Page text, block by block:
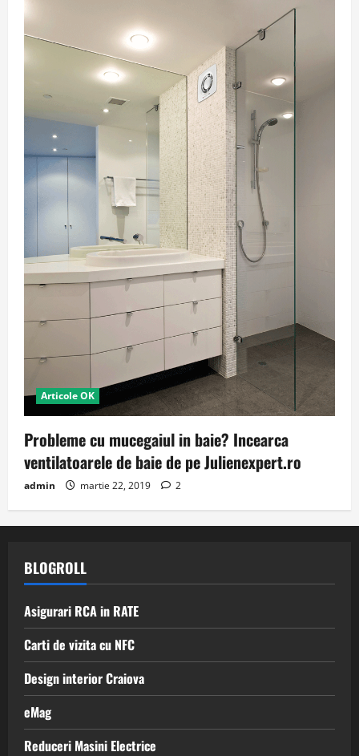
Articole OK
Probleme cu mucegaiul in baie? Incearca
ventilatoarele de baie de pe Julienexpert.ro
admin martie 22, 2019 2
BLOGROLL
Asigurari RCA in RATE
Carti de vizita cu NFC
Design interior Craiova
eMag
Reduceri Masini Electrice